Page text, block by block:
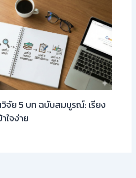
จัย 5 บท ฉบับสมบูรณ์: เรียง
ใจง่าย